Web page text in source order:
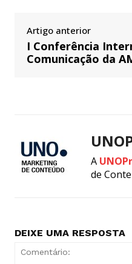
Artigo anterior
I Conferência
Comunicação da
A
de
DEIXE UMA RESPOSTA